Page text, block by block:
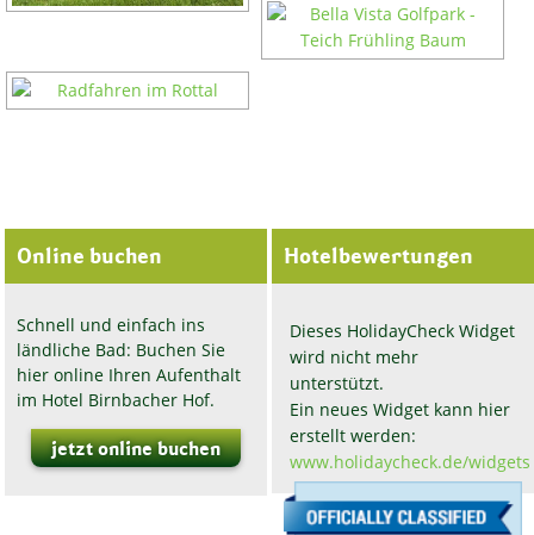
speichern.
Online buchen
Schnell und einfach ins
ländliche Bad: Buchen Sie
hier online Ihren Aufenthalt
im Hotel Birnbacher Hof.
jetzt online buchen
Hotelbewertungen
Dieses HolidayCheck Widget
wird nicht mehr
unterstützt.
Ein neues Widget kann hier
erstellt werden:
www.holidaycheck.de/widgets